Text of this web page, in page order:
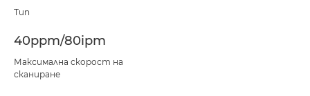
Тип
40ppm/80ipm
Максимална скорост на
сканиране